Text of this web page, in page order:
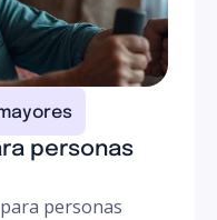
personas
personas